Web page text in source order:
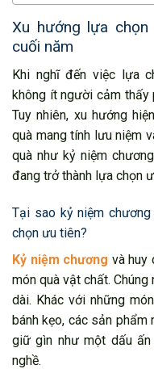
Xu hướng lựa
cuối năm
Khi nghĩ đến việc lựa
không ít người cảm thấy
Tuy nhiên, xu hướng
quà mang tính lưu niệm
quà như kỷ niệm
đang trở thành lựa chọn
Tại sao kỷ niệm
chọn ưu tiên?
Kỷ niệm chương và huy
món quà vật chất.
dài. Khác với những
bánh kẹo, các sản
giữ gìn như một dấu
nghề.